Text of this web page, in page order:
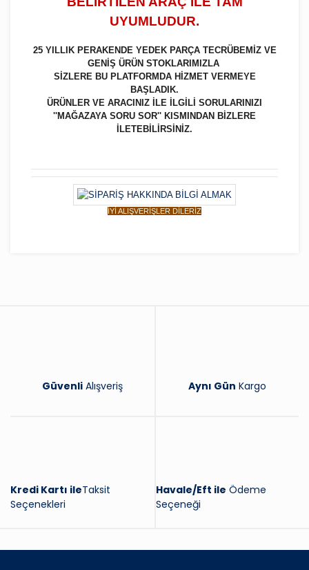
UYUMLUDUR.
25 YILLIK PERAKENDE YEDEK PARÇA TECRÜBEMİZ VE
GENİŞ ÜRÜN STOKLARIMIZLA
SİZLERE BU PLATFORMDA HİZMET VERMEYE
BAŞLADIK.
ÜRÜNLER VE ARACINIZ İLE İLGİLİ SORULARINIZI
''MAĞAZAYA SORU SOR'' KISMINDAN BİZLERE
İLETEBİLİRSİNİZ.
İYİ ALIŞVERİŞLER DİLERİZ
Güvenli Alışveriş Aynı Gün Kargo
Kredi Kartı ileTaksit
Seçenekleri
Havale/Eft ile Ödeme
Seçeneği